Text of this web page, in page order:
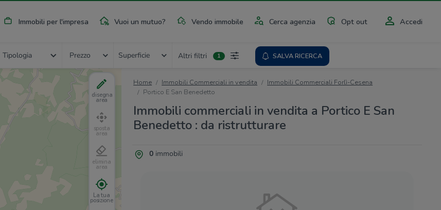
Immobili per l'impresa Vuoi un mutuo? Vendo immobile Cerca agenzia Opt out Accedi
Tipologia Prezzo Superficie Altri filtri 1 SALVA RICERCA
Home Immobili Commerciali in vendita
Immobili Commerciali Forlì-Cesena
Portico E San Benedetto
Immobili commerciali in vendita a Portico E San
Benedetto : da ristrutturare
0immobili
disegna
area
sposta
area
elimina
area
La tua
posizione